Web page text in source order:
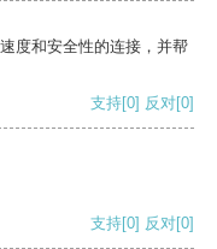
度和安全性的连接，并帮
支持[0] 反对[0]
支持[0] 反对[0]